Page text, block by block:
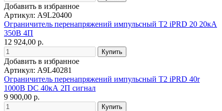
Добавить в избранное
Артикул: A9L20400
Ограничитель перенапряжений импульсный Т2 iPRD 20 20кА
350В 4П
12 924,00 р.
Добавить в избранное
Артикул: A9L40281
Ограничитель перенапряжений импульсный Т2 iPRD 40r
1000В DC 40кА 2П сигнал
9 900,00 р.